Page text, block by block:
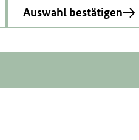
Auswahl bestätigen